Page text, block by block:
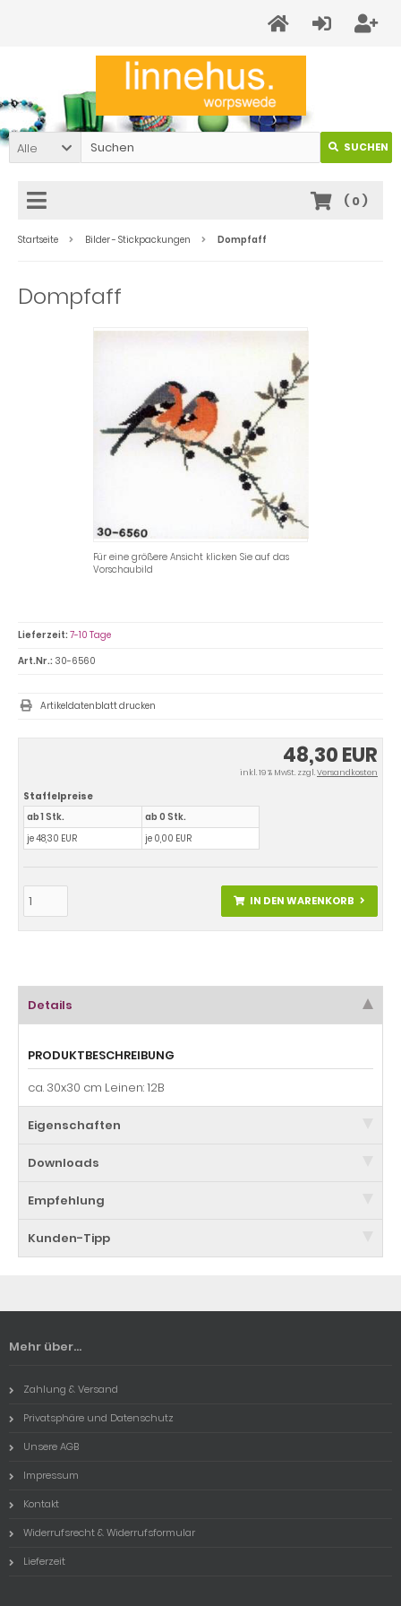
Alle SUCHEN
( 0)
Startseite Bilder - Stickpackungen Dompfaff
Dompfaff
Für eine größere Ansicht klicken Sie auf das
Vorschaubild
48,30 EUR
inkl. 19 % MwSt. zzgl.Versandkosten
Staffelpreise
ab 1 Stk.
je 48,30 EUR
ab 0 Stk.
je 0,00 EUR
IN DEN WARENKORB
Lieferzeit: 7-10 Tage
Art.Nr.: 30-6560
Artikeldatenblatt drucken
Details
PRODUKTBESCHREIBUNG
ca. 30x30 cm Leinen: 12B
Eigenschaften
Downloads
Empfehlung
Kunden-Tipp
Mehr über...
Zahlung & Versand
Privatsphäre und Datenschutz
Unsere AGB
Impressum
Kontakt
Widerrufsrecht & Widerrufsformular
Lieferzeit